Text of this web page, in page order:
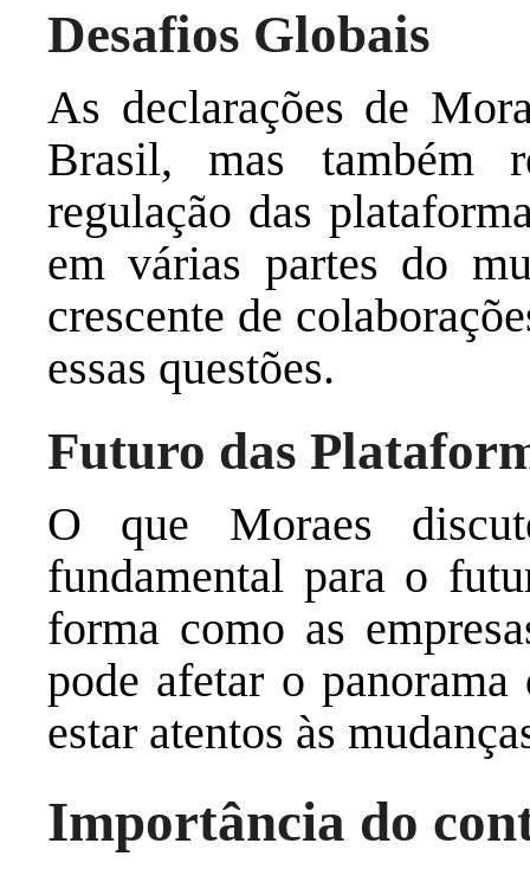
Desafios Globais
As declarações de
Brasil, mas também
regulação das
em várias partes do
crescente de
essas questões.
Futuro das
O que Moraes
fundamental para o
forma como as
pode afetar o
estar atentos às
Importância do